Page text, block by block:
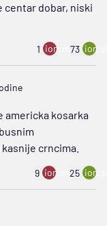
centar dobar, niski
1 ion:minus
73
americka kosarka
crncima.
9 ion:minus
25